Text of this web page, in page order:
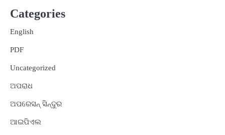
Categories
English
PDF
Uncategorized
ଅପରାଧ
ଅପରେସନ୍ ସିନ୍ଦୁର
ଆଇପିଏଲ